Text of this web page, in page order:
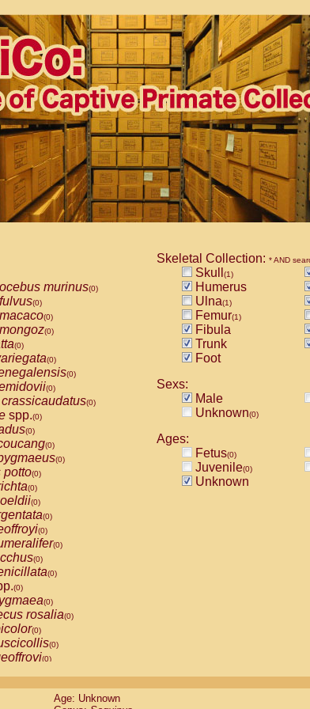
murinus(0)
(0)
(0)
(0)
(0)
(0)
(0)
(0)
(0)
spp.(0)
(0)
(0)
(0)
potto(0)
(0)
(0)
(0)
(0)
(0)
(0)
(0)
(0)
(0)
rosalia(0)
(0)
(0)
(0)
(0)
(0)
Skeletal Collection: * AND
Skull (1)
Humerus
Ulna(1)
Femur(1)
Fibula
Trunk
Foot
Sexs:
Male
Unknown(0)
Ages:
Fetus(0)
Juvenile(0)
Unknown
Age: Unknown